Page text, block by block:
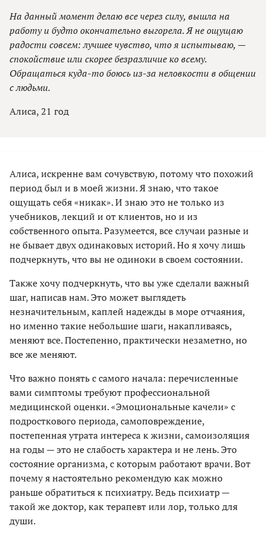
На данный момент делаю все через силу, вышла на
работу и будто окончательно выгорела. Я не ощущаю
радости совсем: лучшее чувство, что я испытываю, —
спокойствие или скорее безразличие ко всему.
Обращаться куда-то боюсь из-за неловкости в общении
с людьми.
Алиса, 21 год
Алиса, искренне вам сочувствую, потому что похожий
период был и в моей жизни. Я знаю, что такое
ощущать себя «никак». И знаю это не только из
учебников, лекций и от клиентов, но и из
собственного опыта. Разумеется, все случаи разные и
не бывает двух одинаковых историй. Но я хочу лишь
подчеркнуть, что вы не одиноки в своем состоянии.
Также хочу подчеркнуть, что вы уже сделали важный
шаг, написав нам. Это может выглядеть
незначительным, каплей надежды в море отчаяния,
но именно такие небольшие шаги, накапливаясь,
меняют все. Постепенно, практически незаметно, но
все же меняют.
Что важно понять с самого начала: перечисленные
вами симптомы требуют профессиональной
медицинской оценки. «Эмоциональные качели» с
подросткового периода, самоповреждение,
постепенная утрата интереса к жизни, самоизоляция
на годы — это не слабость характера и не лень. Это
состояние организма, с которым работают врачи. Вот
почему я настоятельно рекомендую как можно
раньше обратиться к психиатру. Ведь психиатр —
такой же доктор, как терапевт или лор, только для
души.